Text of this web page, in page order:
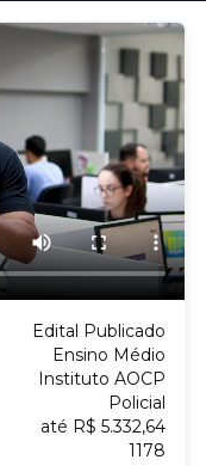
Edital Publicado
Ensino Médio
Instituto AOCP
Policial
até R$ 5.332,64
1178